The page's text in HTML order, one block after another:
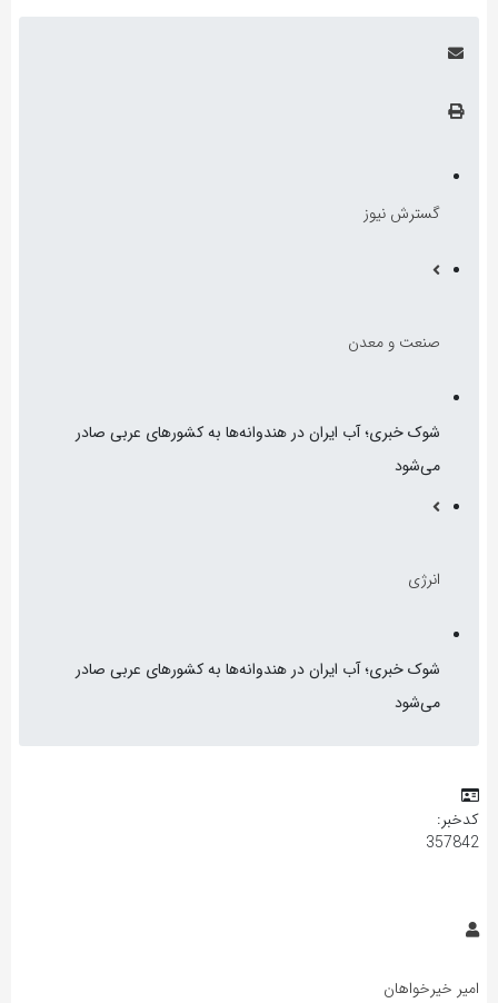
گسترش نیوز
صنعت و معدن
شوک خبری؛ آب ایران در هندوانه‌ها به کشورهای عربی صادر
می‌شود
انرژی
شوک خبری؛ آب ایران در هندوانه‌ها به کشورهای عربی صادر
می‌شود
کدخبر:
357842
امیر خیرخواهان